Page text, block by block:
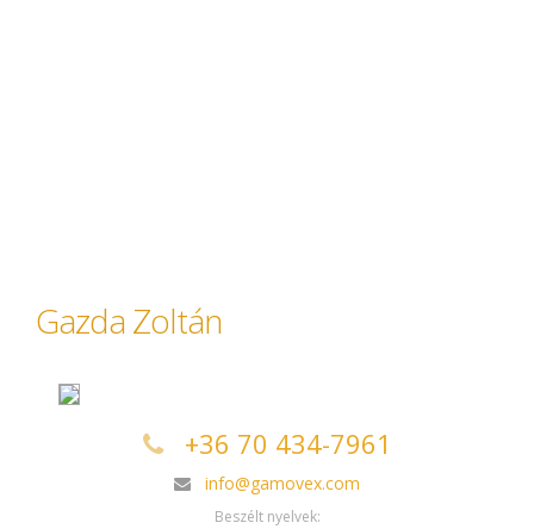
Gazda Zoltán
+36 70 434-7961
info@gamovex.com
Beszélt nyelvek: